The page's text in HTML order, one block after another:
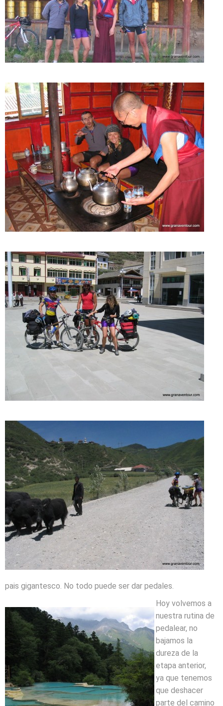
pais gigantesco. No todo puede ser dar pedales.
Hoy volvemos a
nuestra rutina de
pedalear, no
bajamos la
dureza de la
etapa anterior,
ya que tenemos
que deshacer
parte del camino